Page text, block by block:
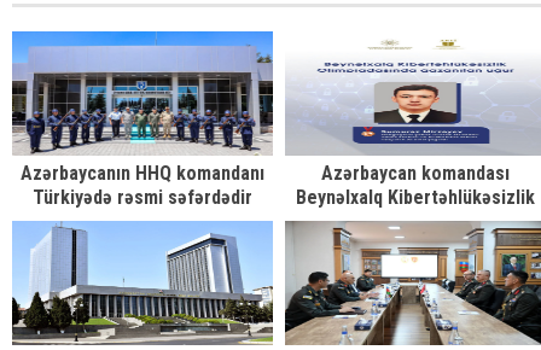
Azərbaycanın HHQ komandanı
Türkiyədə rəsmi səfərdədir
Azərbaycan komandası
Beynəlxalq Kibertəhlükəsizlik
Olimpiadasında bürünc medal
qazanıb